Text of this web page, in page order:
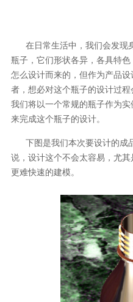
在日常生活中，我们会发现
瓶子，它们形状各异，各具特
怎么设计而来的，但作为产品设
者，想必对这个瓶子的设计过
我们将以一个常规的瓶子作为
来完成这个瓶子的设计。
下图是我们本次要设计的成
说，设计这个不会太容易，尤
更难快速的建模。